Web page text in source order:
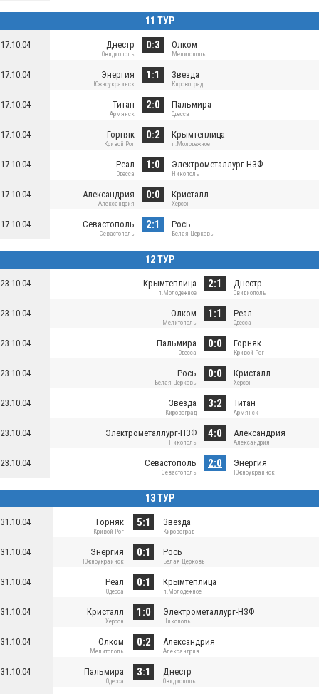
11 ТУР
17.10.04 Днестр
Овидиополь
0:3 Олком
Мелитополь
17.10.04 Энергия
Южноукраинск
1:1 Звезда
Кировоград
17.10.04 Титан
Армянск
2:0 Пальмира
Одесса
17.10.04 Горняк
Кривой Рог
0:2 Крымтеплица
п.Молодежное
17.10.04 Реал
Одесса
1:0 Электрометаллург-НЗФ
Никополь
17.10.04 Александрия
Александрия
0:0 Кристалл
Херсон
17.10.04 Севастополь
Севастополь
2:1 Рось
Белая Церковь
12 ТУР
23.10.04 Крымтеплица
п.Молодежное
2:1 Днестр
Овидиополь
23.10.04 Олком
Мелитополь
1:1 Реал
Одесса
23.10.04 Пальмира
Одесса
0:0 Горняк
Кривой Рог
23.10.04 Рось
Белая Церковь
0:0 Кристалл
Херсон
23.10.04 Звезда
Кировоград
3:2 Титан
Армянск
23.10.04 Электрометаллург-НЗФ
Никополь
4:0 Александрия
Александрия
23.10.04 Севастополь
Севастополь
2:0 Энергия
Южноукраинск
13 ТУР
31.10.04 Горняк
Кривой Рог
5:1 Звезда
Кировоград
31.10.04 Энергия
Южноукраинск
0:1 Рось
Белая Церковь
31.10.04 Реал
Одесса
0:1 Крымтеплица
п.Молодежное
31.10.04 Кристалл
Херсон
1:0 Электрометаллург-НЗФ
Никополь
31.10.04 Олком
Мелитополь
0:2 Александрия
Александрия
31.10.04 Пальмира
Одесса
3:1 Днестр
Овидиополь